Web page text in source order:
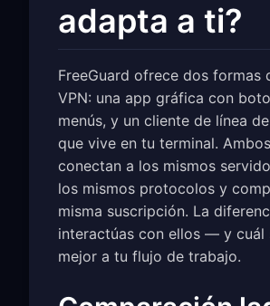
adapta a ti?
FreeGuard ofrece dos formas
VPN: una app gráfica con
menús, y un cliente de línea
que vive en tu terminal.
conectan a los mismos
los mismos protocolos y
misma suscripción. La
interactúas con ellos — y cuál
mejor a tu flujo de trabajo.